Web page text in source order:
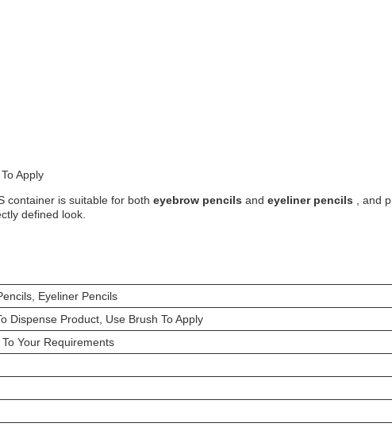
Apply
container is suitable for both eyebrow pencils and eyeliner pencils
, and
defined look.
Eyeliner Pencils
Dispense Product, Use Brush To Apply
Your Requirements